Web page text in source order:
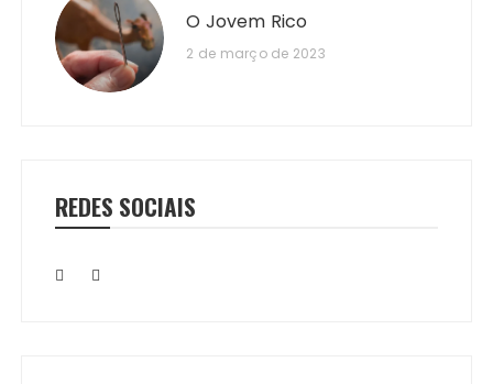
O Jovem Rico
2 de março de 2023
REDES SOCIAIS